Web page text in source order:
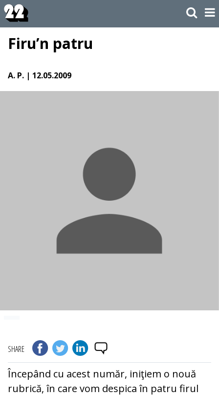
Firu’n patru
A. P. | 12.05.2009
SHARE
Începând cu acest număr, iniţiem o nouă
rubrică, în care vom despica în patru firul